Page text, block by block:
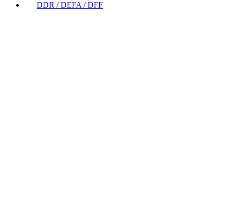
DDR / DEFA / DFF